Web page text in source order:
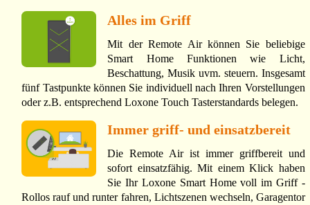
Alles im Griff
Mit der Remote Air können Sie beliebige
Smart Home Funktionen wie Licht,
Beschattung, Musik uvm. steuern. Insgesamt
fünf Tastpunkte können Sie individuell nach Ihren Vorstellungen
oder z.B. entsprechend Loxone Touch Tasterstandards belegen.
Immer griff- und einsatzbereit
Die Remote Air ist immer griffbereit und
sofort einsatzfähig. Mit einem Klick haben
Sie Ihr Loxone Smart Home voll im Griff -
Rollos rauf und runter fahren, Lichtszenen wechseln, Garagentor